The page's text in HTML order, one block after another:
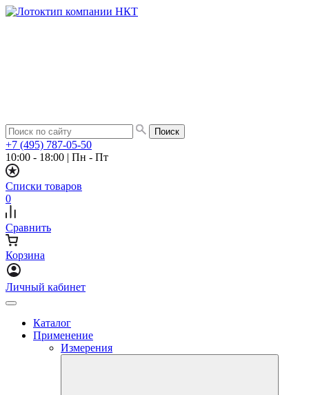
+7 (495) 787-05-50
10:00 - 18:00 | Пн - Пт
Списки товаров
0
Сравнить
Корзина
Личный кабинет
Каталог
Применение
Измерения